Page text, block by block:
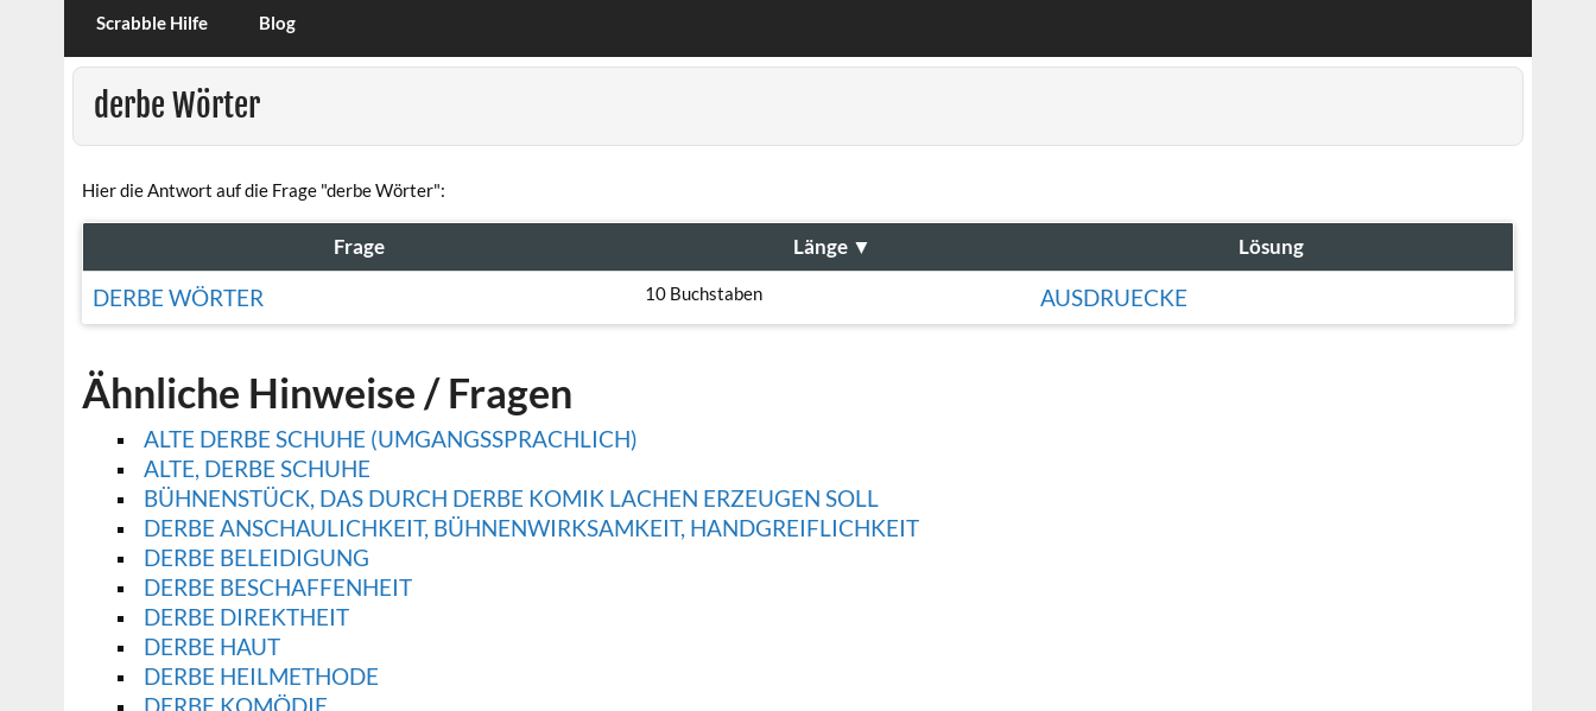
Scrabble Hilfe Blog
derbe Wörter
Hier die Antwort auf die Frage "derbe Wörter":
Frage Länge ▼ Lösung
DERBE WÖRTER 10 Buchstaben AUSDRUECKE
Ähnliche Hinweise / Fragen
ALTE DERBE SCHUHE (UMGANGSSPRACHLICH)
ALTE, DERBE SCHUHE
BÜHNENSTÜCK, DAS DURCH DERBE KOMIK LACHEN ERZEUGEN SOLL
DERBE ANSCHAULICHKEIT, BÜHNENWIRKSAMKEIT, HANDGREIFLICHKEIT
DERBE BELEIDIGUNG
DERBE BESCHAFFENHEIT
DERBE DIREKTHEIT
DERBE HAUT
DERBE HEILMETHODE